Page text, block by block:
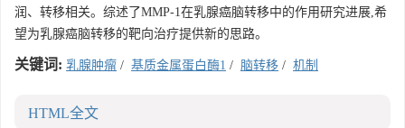
润、转移相关。综述了MMP-1在乳腺癌脑转移中的作用研究进展,希
望为乳腺癌脑转移的靶向治疗提供新的思路。
关键词: 乳腺肿瘤 / 基质金属蛋白酶1 / 脑转移 / 机制
HTML全文